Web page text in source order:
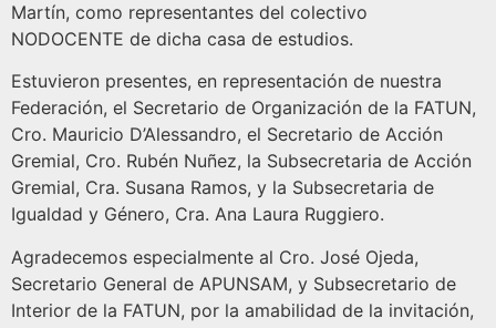
Martín, como representantes del colectivo
NODOCENTE de dicha casa de estudios.
Estuvieron presentes, en representación de nuestra
Federación, el Secretario de Organización de la FATUN,
Cro. Mauricio D’Alessandro, el Secretario de Acción
Gremial, Cro. Rubén Nuñez, la Subsecretaria de Acción
Gremial, Cra. Susana Ramos, y la Subsecretaria de
Igualdad y Género, Cra. Ana Laura Ruggiero.
Agradecemos especialmente al Cro. José Ojeda,
Secretario General de APUNSAM, y Subsecretario de
Interior de la FATUN, por la amabilidad de la invitación,